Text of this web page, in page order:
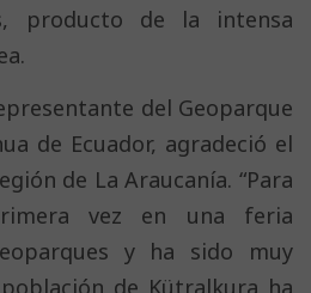
producto de la intensa
del Geoparque
de Ecuador, agradeció el
de La Araucanía. “Para
vez en una feria
y ha sido muy